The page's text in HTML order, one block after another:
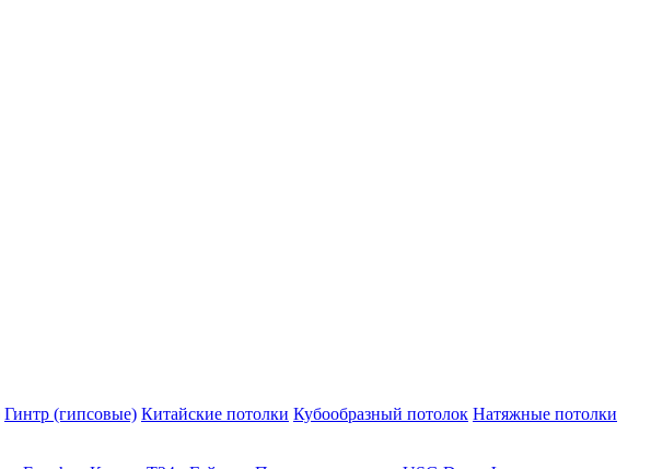
Гинтр (гипсовые) Китайские потолки Кубообразный потолок Натяжные потолки